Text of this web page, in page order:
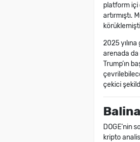
platform içi
artırmıştı.
2025
arenada da
Trump’ın
çekici
DOGE’nin
kripto